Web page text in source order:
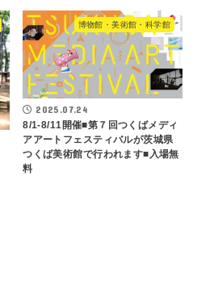
博物館・美術館・科学館
2025.07.24
8/1-8/11開催■第７回つくばメディ
アアートフェスティバルが茨城県
つくば美術館で行われます■入場無
料